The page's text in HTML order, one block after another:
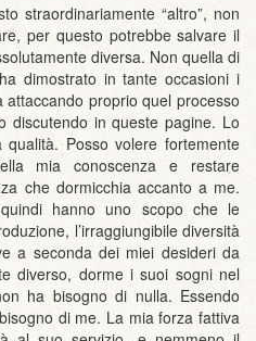
straordinariamente “altro”, non
per questo potrebbe salvare il
diversa. Non quella di
dimostrato in tante occasioni i
proprio quel processo
discutendo in queste pagine. Lo
Posso volere fortemente
mia conoscenza e restare
che dormicchia accanto a me.
hanno uno scopo che le
l’irraggiungibile diversità
a seconda dei miei desideri da
diverso, dorme i suoi sogni nel
ha bisogno di nulla. Essendo
di me. La mia forza fattiva